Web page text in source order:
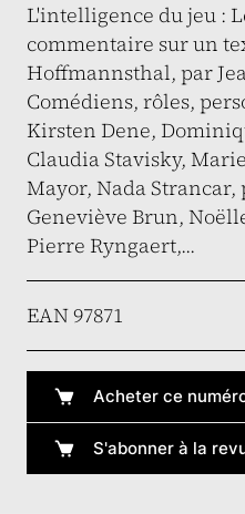
L'intelligence du jeu :
commentaire sur un
Hoffmannsthal, par
Comédiens, rôles,
Kirsten Dene,
Claudia Stavisky,
Mayor, Nada
Geneviève Brun,
Pierre Ryngaert,...
EAN 97871
Acheter ce
S'abonner à la